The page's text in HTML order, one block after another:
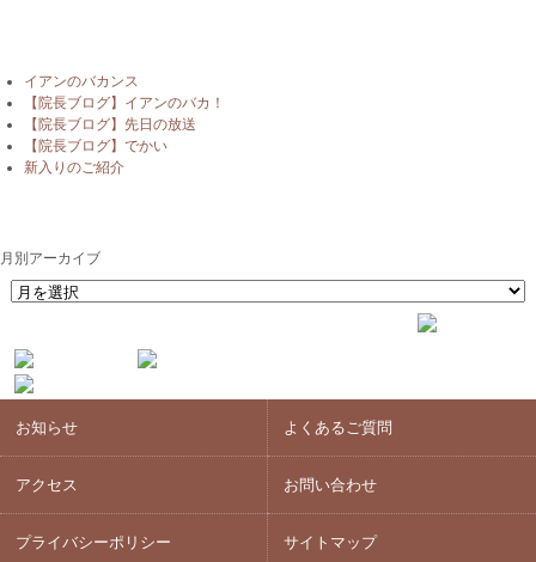
イアンのバカンス
【院長ブログ】イアンのバカ！
【院長ブログ】先日の放送
【院長ブログ】でかい
新入りのご紹介
月別アーカイブ
お知らせ よくあるご質問
アクセス お問い合わせ
プライバシーポリシー サイトマップ